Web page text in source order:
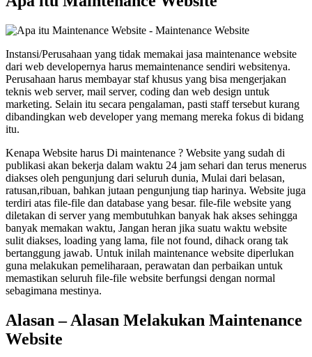
Instansi/Perusahaan yang tidak memakai jasa maintenance website
dari web developernya harus memaintenance sendiri websitenya.
Perusahaan harus membayar staf khusus yang bisa mengerjakan
teknis web server, mail server, coding dan web design untuk
marketing. Selain itu secara pengalaman, pasti staff tersebut kurang
dibandingkan web developer yang memang mereka fokus di bidang
itu.
Kenapa Website harus Di maintenance ? Website yang sudah di
publikasi akan bekerja dalam waktu 24 jam sehari dan terus menerus
diakses oleh pengunjung dari seluruh dunia, Mulai dari belasan,
ratusan,ribuan, bahkan jutaan pengunjung tiap harinya. Website juga
terdiri atas file-file dan database yang besar. file-file website yang
diletakan di server yang membutuhkan banyak hak akses sehingga
banyak memakan waktu, Jangan heran jika suatu waktu website
sulit diakses, loading yang lama, file not found, dihack orang tak
bertanggung jawab. Untuk inilah maintenance website diperlukan
guna melakukan pemeliharaan, perawatan dan perbaikan untuk
memastikan seluruh file-file website berfungsi dengan normal
sebagimana mestinya.
Alasan – Alasan Melakukan Maintenance
Website